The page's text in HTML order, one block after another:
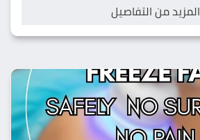
المزيد من التفاصيل